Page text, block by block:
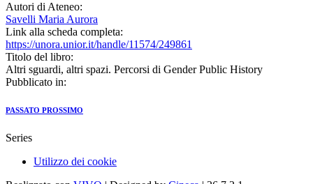
Autori di Ateneo:
Savelli Maria Aurora
Link alla scheda completa:
https://unora.unior.it/handle/11574/249861
Titolo del libro:
Altri sguardi, altri spazi. Percorsi di Gender Public History
Pubblicato in:
PASSATO PROSSIMO
Series
Utilizzo dei cookie